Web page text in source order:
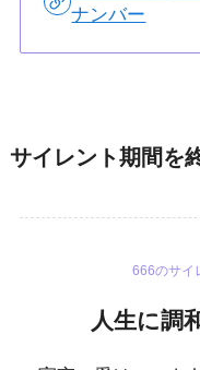
ナンバー
サイレント期間を
666のサイ
人生に調